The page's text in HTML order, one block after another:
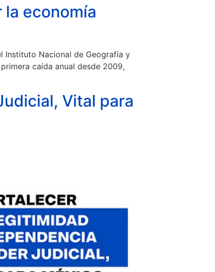
economía
Instituto Nacional de Geografía y
caída anual desde 2009,
Vital para